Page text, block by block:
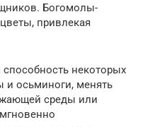
Богомолы-
привлекая
некоторых
и осьминоги, менять
среды или